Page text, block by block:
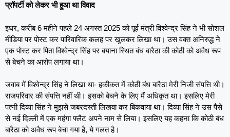
प्रॉपर्टी को लेकर भी हुआ था विवाद
इधर, करीब 6 महीने पहले 24 अगस्त 2025 को पूर्व मंत्री विश्वेन्द्र सिंह ने भी सोशल
मीडिया पर पोस्ट कर पारिवारिक कलह पर खुलकर लिखा था। उस वक्त अनिरुद्ध ने
एक पोस्ट कर पिता विश्वेन्द्र सिंह पर बयाना स्थित बंध बारैठा की कोठी को अवैध रूप
से बेचने का आरोप लगाया था।
जवाब में विश्वेन्द्र सिंह ने लिखा था- हकीकत में कोठी बंध बारैठा मेरी निजी संपत्ति थी।
राजपरिवार की संपत्ति नहीं थी। इसको बेचने के लिए मैं अधिकृत था। इसलिए मेरी
पत्नी दिव्या सिंह ने मुझसे जबरदस्ती लिखवा कर बिकवाया था। दिव्या सिंह ने उस पैसे
से नई दिल्ली में एक महंगा फ्लैट अपने नाम से लिया। इसलिए यह कहना कि कोठी बंध
बारैठा को अवैध रूप बेचा गया है, ये गलत है।